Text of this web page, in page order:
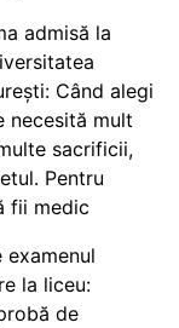
admisă la
Când alegi
necesită mult
sacrificii,
Pentru
fii medic
examenul
la liceu:
de